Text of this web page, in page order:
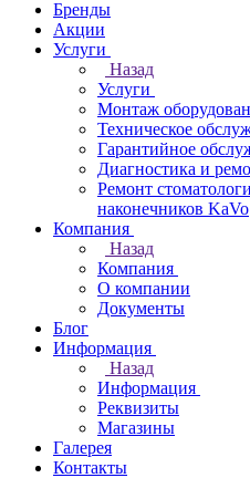
Бренды
Акции
Услуги
Назад
Услуги
Монтаж
Техническое
Гарантийное
Диагностика и
Ремонт
наконечников KaVo
Компания
Назад
Компания
О компании
Документы
Блог
Информация
Назад
Информация
Реквизиты
Магазины
Галерея
Контакты